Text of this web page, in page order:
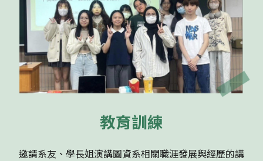
教育訓練
邀請系友、學長姐演講圖資系相關職涯發展與經歷的講